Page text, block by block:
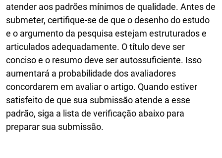
atender aos padrões mínimos de qualidade. Antes de
submeter, certifique-se de que o desenho do estudo
e o argumento da pesquisa estejam estruturados e
articulados adequadamente. O título deve ser
conciso e o resumo deve ser autossuficiente. Isso
aumentará a probabilidade dos avaliadores
concordarem em avaliar o artigo. Quando estiver
satisfeito de que sua submissão atende a esse
padrão, siga a lista de verificação abaixo para
preparar sua submissão.